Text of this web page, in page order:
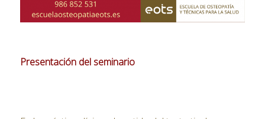
Presentación del seminario